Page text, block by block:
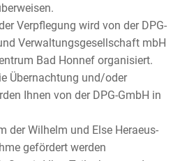
Verpflegung wird von der DPG-
Verwaltungsgesellschaft mbH
Bad Honnef organisiert.
Übernachtung und/oder
Ihnen von der DPG-GmbH in
der Wilhelm und Else Heraeus-
gefördert werden